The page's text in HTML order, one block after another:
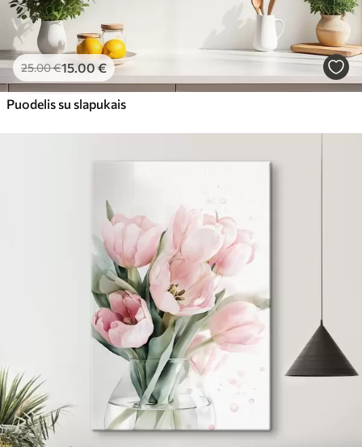
25.00€15.00 €
Puodelis su slapukais